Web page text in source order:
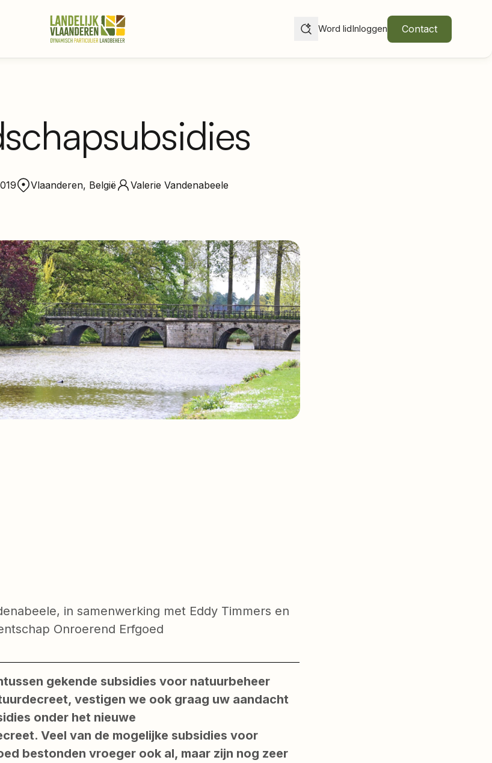
Word lidInloggen Contact
Vlaanderen, België Valerie Vandenabeele
in samenwerking met Eddy Timmers en
Onroerend Erfgoed
gekende subsidies voor natuurbeheer
vestigen we ook graag uw aandacht
onder het nieuwe
Veel van de mogelijke subsidies voor
bestonden vroeger ook al, maar zijn nog zeer